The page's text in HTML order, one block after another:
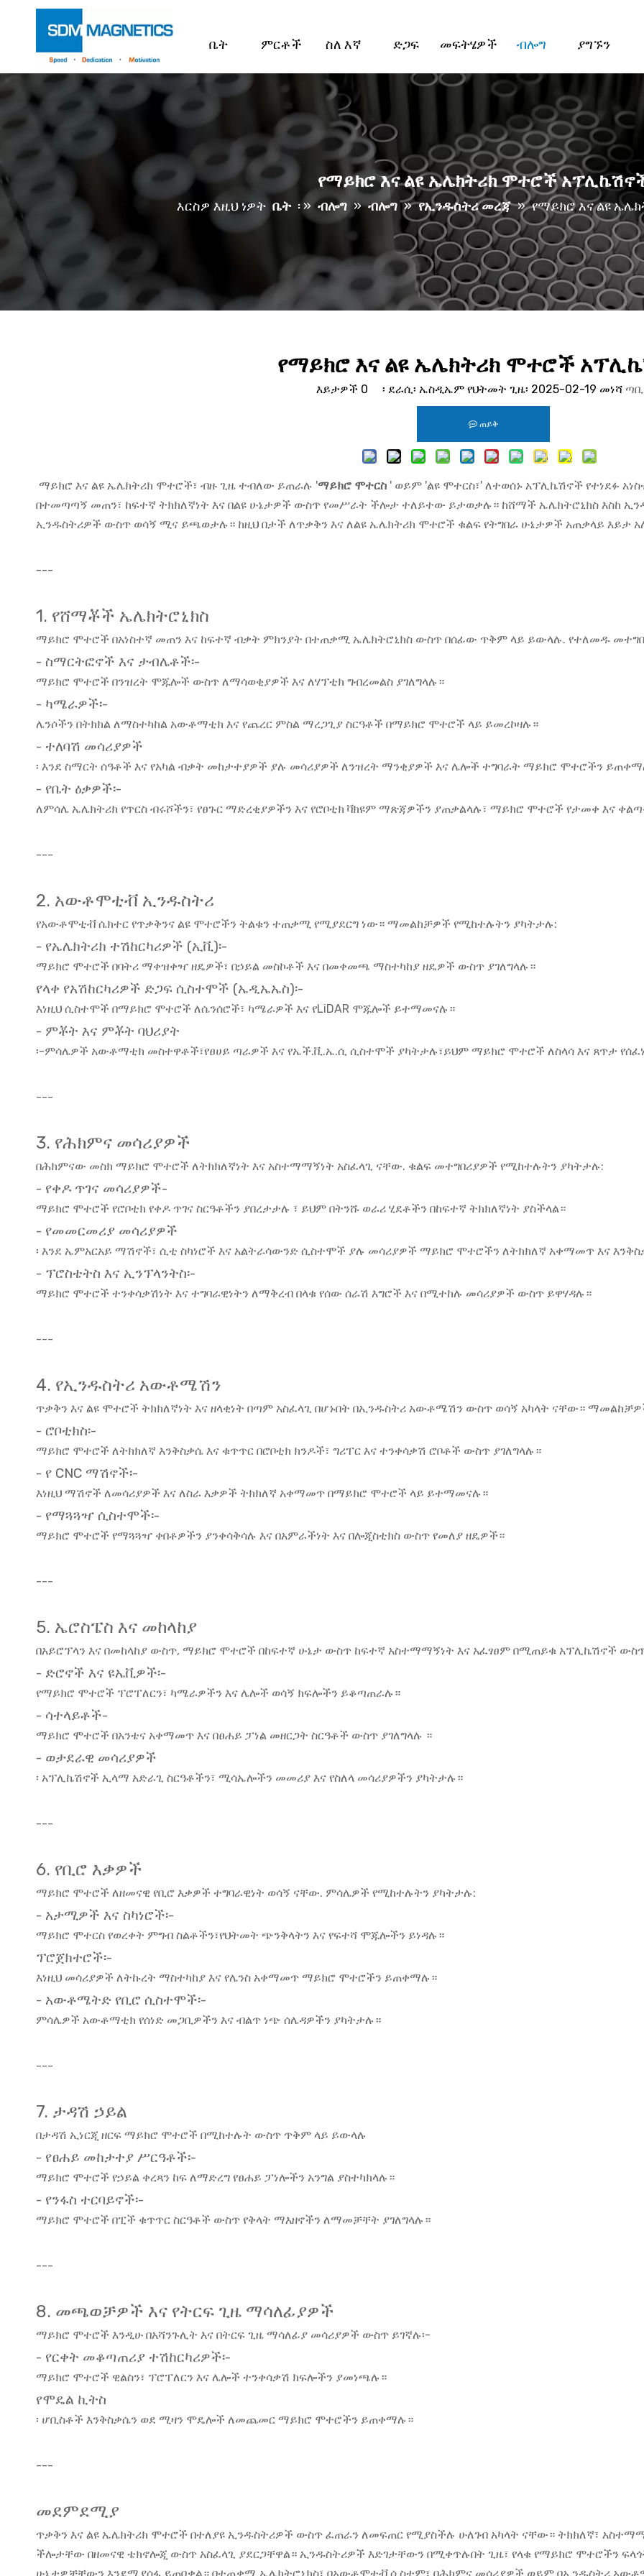
ቤት ምርቶች ስለ እኛ ድጋፍ መፍትሄዎች ብሎግ ያግኙን
የማይክሮ እና ልዩ ኤሌክትሪክ ሞተሮች
እርስዎ እዚህ ነዎት ቤት ፡ » ብሎግ » ብሎግ » የኢንዱስትሪ መረጃ » የማይክሮ እና ልዩ
የማይክሮ እና ልዩ ኤሌክትሪክ ሞተሮች
እይታዎች 0 ፡ ደራሲ፡ ኤስዲኤም የህትመት ጊዜ፡ 2025-02-19 መነሻ
ጠይቅ
ማይክሮ እና ልዩ ኤሌክትሪክ ሞተሮች፣ ብዙ ጊዜ ተብለው ይጠራሉ 'ማይክሮ ሞተርስ ' ወይም 'ልዩ ሞተርስ፣' ለተወሰኑ አፕሊኬሽኖች የተነደፉ
በተመጣጣኝ መጠን፣ ከፍተኛ ትክክለኛነት እና በልዩ ሁኔታዎች ውስጥ የመሥራት ችሎታ ተለይተው ይታወቃሉ። ከሸማች ኤሌክትሮኒክስ እስከ
ኢንዱስትሪዎች ውስጥ ወሳኝ ሚና ይጫወታሉ። ከዚህ በታች ለጥቃቅን እና ለልዩ ኤሌክትሪክ ሞተሮች ቁልፍ የትግበራ ሁኔታዎች አጠቃላይ እይታ
---
1. የሸማቾች ኤሌክትሮኒክስ
ማይክሮ ሞተሮች በአነስተኛ መጠን እና ከፍተኛ ብቃት ምክንያት በተጠቃሚ ኤሌክትሮኒክስ ውስጥ በሰፊው ጥቅም ላይ ይውላሉ. የተለመዱ
- ስማርትፎኖች እና ታብሌቶች፡-
ማይክሮ ሞተሮች በንዝረት ሞጁሎች ውስጥ ለማሳወቂያዎች እና ለሃፕቲክ ግብረመልስ ያገለግላሉ።
- ካሜራዎች፡-
ሌንሶችን በትክክል ለማስተካከል አውቶማቲክ እና የጨረር ምስል ማረጋጊያ ስርዓቶች በማይክሮ ሞተሮች ላይ ይመረኮዛሉ።
- ተለባሽ መሳሪያዎች
፡ እንደ ስማርት ሰዓቶች እና የአካል ብቃት መከታተያዎች ያሉ መሳሪያዎች ለንዝረት ማንቂያዎች እና ሌሎች ተግባራት ማይክሮ ሞተሮችን
- የቤት ዕቃዎች፡-
ለምሳሌ ኤሌክትሪክ የጥርስ ብሩሾችን፣ የፀጉር ማድረቂያዎችን እና የሮቦቲክ ቫክዩም ማጽጃዎችን ያጠቃልላሉ፣ ማይክሮ ሞተሮች የታመቀ እና
---
2. አውቶሞቲቭ ኢንዱስትሪ
የአውቶሞቲቭ ሴክተር የጥቃቅንና ልዩ ሞተሮችን ትልቁን ተጠቃሚ የሚያደርግ ነው። ማመልከቻዎች የሚከተሉትን ያካትታሉ:
- የኤሌክትሪክ ተሽከርካሪዎች (ኢቪ)፡-
ማይክሮ ሞተሮች በባትሪ ማቀዝቀዣ ዘዴዎች፣ በኃይል መስኮቶች እና በመቀመጫ ማስተካከያ ዘዴዎች ውስጥ ያገለግላሉ።
የላቀ የአሽከርካሪዎች ድጋፍ ሲስተሞች (ኤዲኤኤስ)፡-
እነዚህ ሲስተሞች በማይክሮ ሞተሮች ለሴንሰሮች፣ ካሜራዎች እና የLiDAR ሞጁሎች ይተማመናሉ።
- ምቾት እና ምቾት ባህሪያት
፡-ምሳሌዎች አውቶማቲክ መስተዋቶች፣የፀሀይ ጣራዎች እና የኤች.ቪ.ኤ.ሲ ሲስተሞች ያካትታሉ፣ይህም ማይክሮ ሞተሮች ለስላሳ እና ጸጥታ
---
3. የሕክምና መሳሪያዎች
በሕክምናው መስክ ማይክሮ ሞተሮች ለትክክለኛነት እና አስተማማኝነት አስፈላጊ ናቸው. ቁልፍ መተግበሪያዎች የሚከተሉትን ያካትታሉ:
- የቀዶ ጥገና መሳሪያዎች-
ማይክሮ ሞተሮች የሮቦቲክ የቀዶ ጥገና ስርዓቶችን ያበረታታሉ ፣ ይህም በትንሹ ወራሪ ሂደቶችን በከፍተኛ ትክክለኛነት ያስችላል።
- የመመርመሪያ መሳሪያዎች
፡ እንደ ኤምአርአይ ማሽኖች፣ ሲቲ ስካነሮች እና አልትራሳውንድ ሲስተሞች ያሉ መሳሪያዎች ማይክሮ ሞተሮችን ለትክክለኛ አቀማመጥ እና
- ፕሮስቴትስ እና ኢንፕላንትስ፡-
ማይክሮ ሞተሮች ተንቀሳቃሽነት እና ተግባራዊነትን ለማቅረብ በላቁ የሰው ሰራሽ እግሮች እና በሚተከሉ መሳሪያዎች ውስጥ ይዋሃዳሉ።
---
4. የኢንዱስትሪ አውቶሜሽን
ጥቃቅን እና ልዩ ሞተሮች ትክክለኛነት እና ዘላቂነት በጣም አስፈላጊ በሆኑበት በኢንዱስትሪ አውቶሜሽን ውስጥ ወሳኝ አካላት ናቸው።
- ሮቦቲክስ፡-
ማይክሮ ሞተሮች ለትክክለኛ እንቅስቃሴ እና ቁጥጥር በሮቦቲክ ክንዶች፣ ግሪፐር እና ተንቀሳቃሽ ሮቦቶች ውስጥ ያገለግላሉ።
- የ CNC ማሽኖች፡-
እነዚህ ማሽኖች ለመሳሪያዎች እና ለስራ እቃዎች ትክክለኛ አቀማመጥ በማይክሮ ሞተሮች ላይ ይተማመናሉ።
- የማጓጓዣ ሲስተሞች፡-
ማይክሮ ሞተሮች የማጓጓዣ ቀበቶዎችን ያንቀሳቅሳሉ እና በአምራችነት እና በሎጂስቲክስ ውስጥ የመለያ ዘዴዎች።
---
5. ኤሮስፔስ እና መከላከያ
በአይሮፕላን እና በመከላከያ ውስጥ, ማይክሮ ሞተሮች በከፍተኛ ሁኔታ ውስጥ ከፍተኛ አስተማማኝነት እና አፈፃፀም በሚጠይቁ አፕሊኬሽኖች
- ድሮኖች እና ዩኤቪዎች፡-
የማይክሮ ሞተሮች ፕሮፐለርን፣ ካሜራዎችን እና ሌሎች ወሳኝ ክፍሎችን ይቆጣጠራሉ።
- ሳተላይቶች-
ማይክሮ ሞተሮች በአንቴና አቀማመጥ እና በፀሐይ ፓነል መዘርጋት ስርዓቶች ውስጥ ያገለግላሉ ።
- ወታደራዊ መሳሪያዎች
፡ አፕሊኬሽኖች ኢላማ አድራጊ ስርዓቶችን፣ ሚሳኤሎችን መመሪያ እና የስለላ መሳሪያዎችን ያካትታሉ።
---
6. የቢሮ እቃዎች
ማይክሮ ሞተሮች ለዘመናዊ የቢሮ እቃዎች ተግባራዊነት ወሳኝ ናቸው. ምሳሌዎች የሚከተሉትን ያካትታሉ:
- አታሚዎች እና ስካነሮች፡-
ማይክሮ ሞተርስ የወረቀት ምግብ ስልቶችን፣የህትመት ጭንቅላትን እና የፍተሻ ሞጁሎችን ይነዳሉ።
ፕሮጀክተሮች፡-
እነዚህ መሳሪያዎች ለትኩረት ማስተካከያ እና የሌንስ አቀማመጥ ማይክሮ ሞተሮችን ይጠቀማሉ።
- አውቶሜትድ የቢሮ ሲስተሞች፡-
ምሳሌዎች አውቶማቲክ የሰነድ መጋቢዎችን እና ብልጥ ነጭ ሰሌዳዎችን ያካትታሉ።
---
7. ታዳሽ ኃይል
በታዳሽ ኢነርጂ ዘርፍ ማይክሮ ሞተሮች በሚከተሉት ውስጥ ጥቅም ላይ ይውላሉ
- የፀሐይ መከታተያ ሥርዓቶች፡-
ማይክሮ ሞተሮች የኃይል ቀረጻን ከፍ ለማድረግ የፀሐይ ፓነሎችን አንግል ያስተካክላሉ።
- የንፋስ ተርባይኖች፡-
ማይክሮ ሞተሮች በፒች ቁጥጥር ስርዓቶች ውስጥ የቅላት ማእዘኖችን ለማመቻቸት ያገለግላሉ።
---
8. መጫወቻዎች እና የትርፍ ጊዜ ማሳለፊያዎች
ማይክሮ ሞተሮች እንዲሁ በአሻንጉሊት እና በትርፍ ጊዜ ማሳለፊያ መሳሪያዎች ውስጥ ይገኛሉ፡-
- የርቀት መቆጣጠሪያ ተሽከርካሪዎች፡-
ማይክሮ ሞተሮች ዊልስን፣ ፕሮፐለርን እና ሌሎች ተንቀሳቃሽ ክፍሎችን ያመነጫሉ።
የሞዴል ኪትስ
፡ ሆቢስቶች እንቅስቃሴን ወደ ሚዛን ሞዴሎች ለመጨመር ማይክሮ ሞተሮችን ይጠቀማሉ።
---
መደምደሚያ
ጥቃቅን እና ልዩ ኤሌክትሪክ ሞተሮች በተለያዩ ኢንዱስትሪዎች ውስጥ ፈጠራን ለመፍጠር የሚያስችሉ ሁለገብ አካላት ናቸው። ትክክለኛ፣
ችሎታቸው በዘመናዊ ቴክኖሎጂ ውስጥ አስፈላጊ ያደርጋቸዋል። ኢንዱስትሪዎች እድገታቸውን በሚቀጥሉበት ጊዜ፣ የላቁ የማይክሮ ሞተሮችን